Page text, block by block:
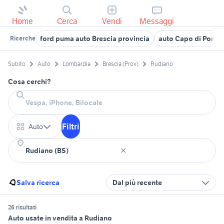
Home Cerca Vendi Messaggi
Ricerche ford puma auto Brescia provincia auto Capo di Ponte
Subito Auto Lombardia Brescia (Prov) Rudiano
Cosa cerchi?
Auto Filtri
Salva ricerca Dal più recente
26 risultati
Auto usate in vendita a Rudiano